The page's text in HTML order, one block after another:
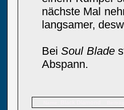
nächste Mal
langsamer,
BeiSoul Blade
Abspann.